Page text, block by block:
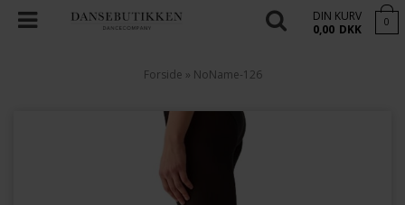
DIN KURV
0,00 DKK 0
Forside » NoName-126